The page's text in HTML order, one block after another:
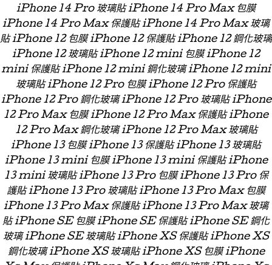
iPhone 14 Pro 玻璃貼 iPhone 14 Pro Max 包膜
iPhone 14 Pro Max 保護貼 iPhone 14 Pro Max 玻璃
貼 iPhone 12 包膜 iPhone 12 保護貼 iPhone 12 鋼化玻璃
iPhone 12 玻璃貼 iPhone 12 mini 包膜 iPhone 12
mini 保護貼 iPhone 12 mini 鋼化玻璃 iPhone 12 mini
玻璃貼 iPhone 12 Pro 包膜 iPhone 12 Pro 保護貼
iPhone 12 Pro 鋼化玻璃 iPhone 12 Pro 玻璃貼 iPhone
12 Pro Max 包膜 iPhone 12 Pro Max 保護貼 iPhone
12 Pro Max 鋼化玻璃 iPhone 12 Pro Max 玻璃貼
iPhone 13 包膜 iPhone 13 保護貼 iPhone 13 玻璃貼
iPhone 13 mini 包膜 iPhone 13 mini 保護貼 iPhone
13 mini 玻璃貼 iPhone 13 Pro 包膜 iPhone 13 Pro 保
護貼 iPhone 13 Pro 玻璃貼 iPhone 13 Pro Max 包膜
iPhone 13 Pro Max 保護貼 iPhone 13 Pro Max 玻璃
貼 iPhone SE 包膜 iPhone SE 保護貼 iPhone SE 鋼化
玻璃 iPhone SE 玻璃貼 iPhone XS 保護貼 iPhone XS
鋼化玻璃 iPhone XS 玻璃貼 iPhone XS 包膜 iPhone